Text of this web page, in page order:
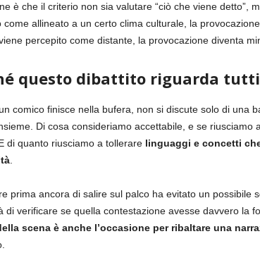
è che il criterio non sia valutare “ciò che viene detto”,
come allineato a un certo clima culturale, la
percepito come distante, la provocazione diventa
questo dibattito riguarda tutti
comico finisce nella bufera, non si discute solo di una
Di cosa consideriamo accettabile, e se riusciamo
di quanto riusciamo a tollerare linguaggi e concetti
.
prima ancora di salire sul palco ha evitato un possibile
di verificare se quella contestazione avesse davvero la
scena è anche l’occasione per ribaltare una